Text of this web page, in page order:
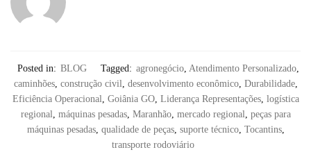
Posted in: BLOG Tagged: agronegócio, Atendimento Personalizado,
caminhões, construção civil, desenvolvimento econômico, Durabilidade,
Eficiência Operacional, Goiânia GO, Liderança Representações, logística
regional, máquinas pesadas, Maranhão, mercado regional, peças para
máquinas pesadas, qualidade de peças, suporte técnico, Tocantins,
transporte rodoviário